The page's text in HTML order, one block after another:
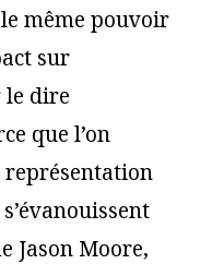
même pouvoir
sur
le dire
que l’on
Jason Moore,